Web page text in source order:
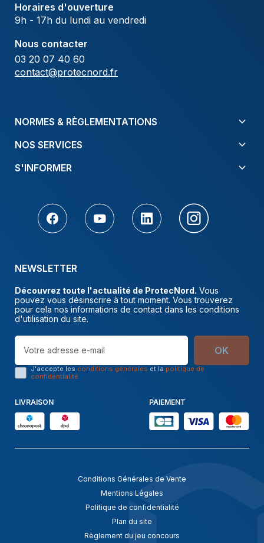
Horaires d'ouverture
9h - 17h du lundi au vendredi
Nous contacter
03 20 07 40 60
contact@protecnord.fr
NORMES & RÈGLEMENTATIONS
NOS SERVICES
S'INFORMER
NEWSLETTER
Découvrez toute l'actualité de ProtecNord. Vous
pouvez vous désinscrire à tout moment. Vous trouverez
pour cela nos informations de contact dans les conditions
d'utilisation du site.
OK
J'accepte les conditions générales et la politique de
confidentialité
LIVRAISON PAIEMENT
Conditions Générales de Vente
Mentions Légales
Politique de confidentialité
Plan du site
Règlement du jeu concours